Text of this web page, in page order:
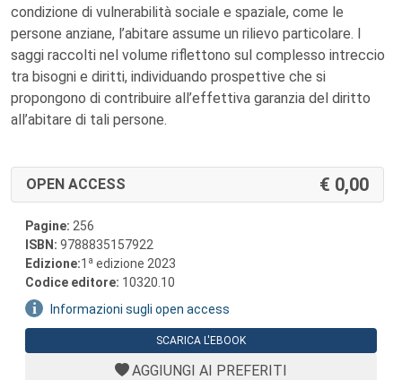
condizione di vulnerabilità sociale e spaziale, come le
persone anziane, l’abitare assume un rilievo particolare. I
saggi raccolti nel volume riflettono sul complesso intreccio
tra bisogni e diritti, individuando prospettive che si
propongono di contribuire all’effettiva garanzia del diritto
all’abitare di tali persone.
OPEN ACCESS 0,00
Pagine: 256
ISBN: 9788835157922
Edizione:1 a edizione 2023
Codice editore: 10320.10
Informazioni sugli open access
SCARICA L'EBOOK
AGGIUNGI AI PREFERITI